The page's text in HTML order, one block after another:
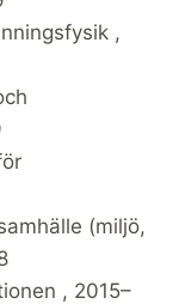
,
(miljö,
, 2015–